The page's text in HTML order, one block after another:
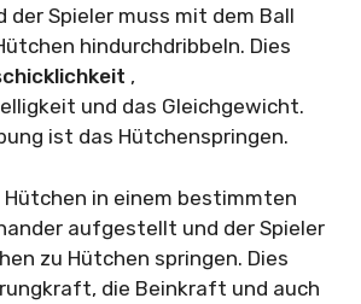
Spieler muss mit dem Ball
hindurchdribbeln. Dies
,
und das Gleichgewicht.
ist das Hütchenspringen.
Hütchen in einem bestimmten
aufgestellt und der Spieler
zu Hütchen springen. Dies
die Beinkraft und auch